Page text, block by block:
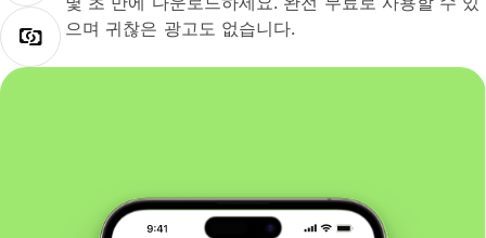
으며 귀찮은 광고도 없습니다.